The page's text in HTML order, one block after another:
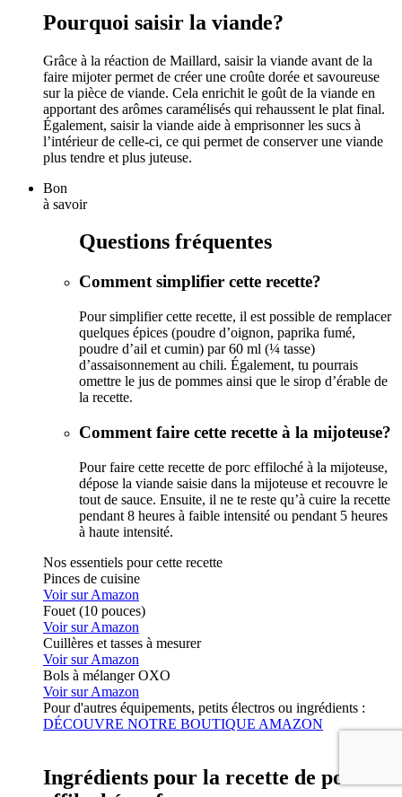
Pourquoi saisir la viande?
Grâce à la réaction de Maillard, saisir la viande avant de la
faire mijoter permet de créer une croûte dorée et savoureuse
sur la pièce de viande. Cela enrichit le goût de la viande en
apportant des arômes caramélisés qui rehaussent le plat final.
Également, saisir la viande aide à emprisonner les sucs à
l’intérieur de celle-ci, ce qui permet de conserver une viande
plus tendre et plus juteuse.
Bon
à savoir
Questions fréquentes
Comment simplifier cette recette?
Pour simplifier cette recette, il est possible de remplacer
quelques épices (poudre d’oignon, paprika fumé,
poudre d’ail et cumin) par 60 ml (¼ tasse)
d’assaisonnement au chili. Également, tu pourrais
omettre le jus de pommes ainsi que le sirop d’érable de
la recette.
Comment faire cette recette à la mijoteuse?
Pour faire cette recette de porc effiloché à la mijoteuse,
dépose la viande saisie dans la mijoteuse et recouvre le
tout de sauce. Ensuite, il ne te reste qu’à cuire la recette
pendant 8 heures à faible intensité ou pendant 5 heures
à haute intensité.
Nos essentiels pour cette recette
Pinces de cuisine
Voir sur Amazon
Fouet (10 pouces)
Voir sur Amazon
Cuillères et tasses à mesurer
Voir sur Amazon
Bols à mélanger OXO
Voir sur Amazon
Pour d'autres équipements, petits électros ou ingrédients :
DÉCOUVRE NOTRE BOUTIQUE AMAZON
Ingrédients pour la recette de porc